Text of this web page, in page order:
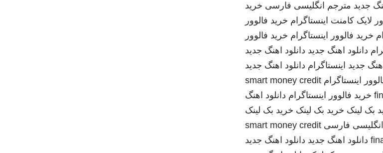
جدید مترجم انگلیسی فارسی خرید
لایک کامنت اینستاگرام خرید فالوور
خرید فالوور اینستاگرام خرید فالوور
دانلود اهنگ جدید دانلود اهنگ جدید
جدید اینستاگرام دانلود اهنگ جدید
اینستاگرام smart money credit
خرید فالوور اینستاگرام دانلود اهنگ
بک لینک خرید بک لینک خرید بک لینک
فارسی smart money credit
دانلود اهنگ جدید دانلود اهنگ جدید